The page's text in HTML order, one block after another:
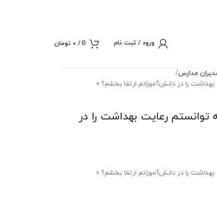
ورود / ثبت نام 0
/
0 تومان
مدارس
را در دانش‌آموزانم ارتقا بخشم؟ »
توانستم رعایت بهداشت را در
را در دانش‌آموزانم ارتقا بخشم؟ »